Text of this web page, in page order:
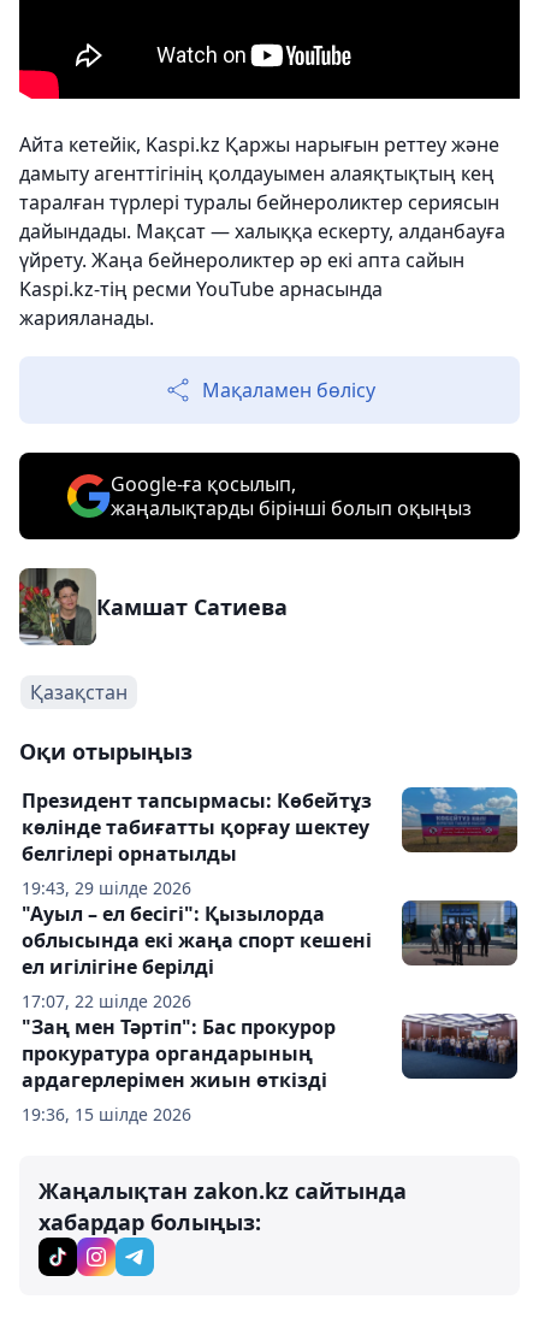
Айта кетейік, Kaspi.kz Қаржы нарығын реттеу және
дамыту агенттігінің қолдауымен алаяқтықтың кең
таралған түрлері туралы бейнероликтер сериясын
дайындады. Мақсат — халыққа ескерту, алданбауға
үйрету. Жаңа бейнероликтер әр екі апта сайын
Kaspi.kz-тің ресми YouTube арнасында
жарияланады.
Мақаламен бөлісу
Google-ға қосылып,
жаңалықтарды бірінші болып оқыңыз
Камшат Сатиева
Қазақстан
Оқи отырыңыз
19:43, 29 шілде 2026
Президент тапсырмасы: Көбейтұз
көлінде табиғатты қорғау шектеу
белгілері орнатылды
17:07, 22 шілде 2026
"Ауыл – ел бесігі": Қызылорда
облысында екі жаңа спорт кешені
ел игілігіне берілді
19:36, 15 шілде 2026
"Заң мен Тәртіп": Бас прокурор
прокуратура органдарының
ардагерлерімен жиын өткізді
Жаңалықтан zakon.kz сайтында
хабардар болыңыз: